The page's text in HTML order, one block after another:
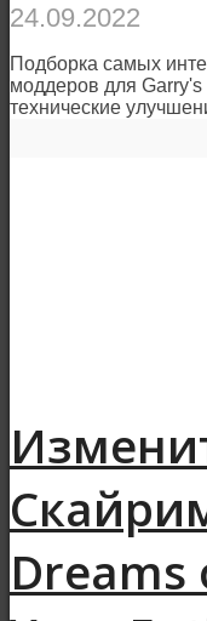
24.09.2022
Подборка самых
моддеров для
технические